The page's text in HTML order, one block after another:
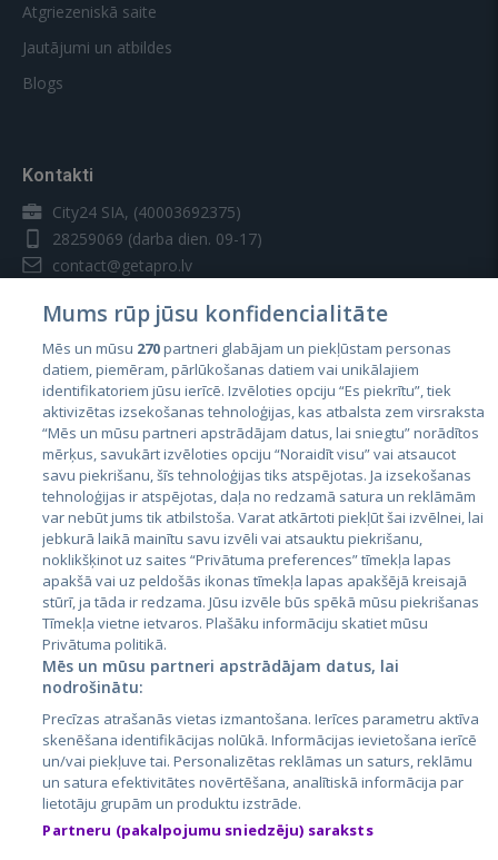
Atgriezeniskā saite
Jautājumi un atbildes
Blogs
Kontakti
City24 SIA, (40003692375)
28259069 (darba dien. 09-17)
contact@getapro.lv
Valstis
Igaunija
Latvija
Lietuva
City24.lv
City24.ee
GetaPro.lv
GetaPro.ee
Skelbiu.lt
Autoplius.lt
CVbankas.lt
Kainos.lt
Paslaugos.lt
auto24.ee
Osta.ee
Mums rūp jūsu konfidencialitāte
Mēs un mūsu 270partneri glabājam un piekļūstam personas
datiem, piemēram, pārlūkošanas datiem vai unikālajiem
identifikatoriem jūsu ierīcē. Izvēloties opciju “Es piekrītu”, tiek
aktivizētas izsekošanas tehnoloģijas, kas atbalsta zem virsraksta
“Mēs un mūsu partneri apstrādājam datus, lai sniegtu” norādītos
mērķus, savukārt izvēloties opciju “Noraidīt visu” vai atsaucot
savu piekrišanu, šīs tehnoloģijas tiks atspējotas. Ja izsekošanas
tehnoloģijas ir atspējotas, daļa no redzamā satura un reklāmām
var nebūt jums tik atbilstoša. Varat atkārtoti piekļūt šai izvēlnei, lai
jebkurā laikā mainītu savu izvēli vai atsauktu piekrišanu,
noklikšķinot uz saites “Privātuma preferences” tīmekļa lapas
apakšā vai uz peldošās ikonas tīmekļa lapas apakšējā kreisajā
stūrī, ja tāda ir redzama. Jūsu izvēle būs spēkā mūsu piekrišanas
Tīmekļa vietne ietvaros. Plašāku informāciju skatiet mūsu
Privātuma politikā.
Mēs un mūsu partneri apstrādājam datus, lai
nodrošinātu:
Precīzas atrašanās vietas izmantošana. Ierīces parametru aktīva
skenēšana identifikācijas nolūkā. Informācijas ievietošana ierīcē
un/vai piekļuve tai. Personalizētas reklāmas un saturs, reklāmu
un satura efektivitātes novērtēšana, analītiskā informācija par
lietotāju grupām un produktu izstrāde.
Partneru (pakalpojumu sniedzēju) saraksts